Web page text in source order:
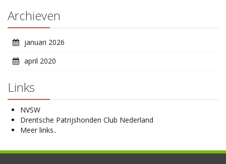
Archieven
januari 2026
april 2020
Links
NVSW
Drentsche Patrijshonden Club Nederland
Meer links..